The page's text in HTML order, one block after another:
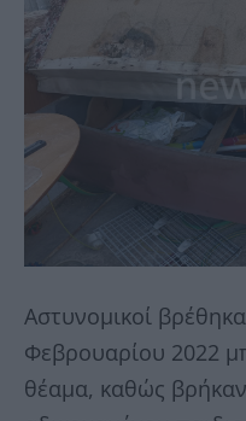
Αστυνομικοί
Φεβρουαρίου 2022
θέαμα, καθώς